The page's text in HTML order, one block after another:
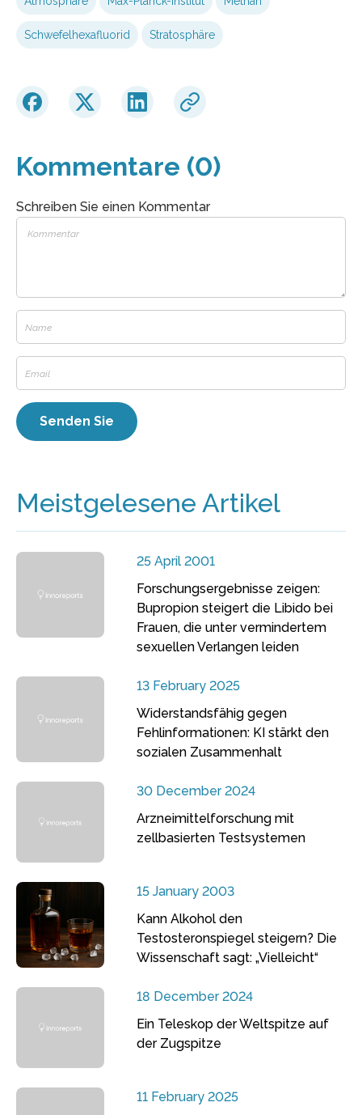
Schwefelhexafluorid Stratosphäre
Kommentare (0)
Schreiben Sie einen Kommentar
Meistgelesene Artikel
25 April 2001
Forschungsergebnisse zeigen:
Bupropion steigert die Libido bei
Frauen, die unter vermindertem
sexuellen Verlangen leiden
13 February 2025
Widerstandsfähig gegen
Fehlinformationen: KI stärkt den
sozialen Zusammenhalt
30 December 2024
Arzneimittelforschung mit
zellbasierten Testsystemen
15 January 2003
Kann Alkohol den
Testosteronspiegel steigern? Die
Wissenschaft sagt: „Vielleicht“
18 December 2024
Ein Teleskop der Weltspitze auf
der Zugspitze
11 February 2025